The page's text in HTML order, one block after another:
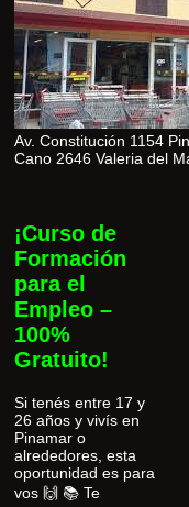
Av. Constitución 1154
Cano 2646 Valeria del
¡Curso de
Formación
para el
Empleo –
100%
Gratuito!
Si tenés entre 17 y
26 años y vivís en
Pinamar o
alrededores, esta
oportunidad es para
vos 🙌 📚 Te